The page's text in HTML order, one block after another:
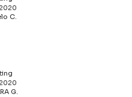
C.
G.